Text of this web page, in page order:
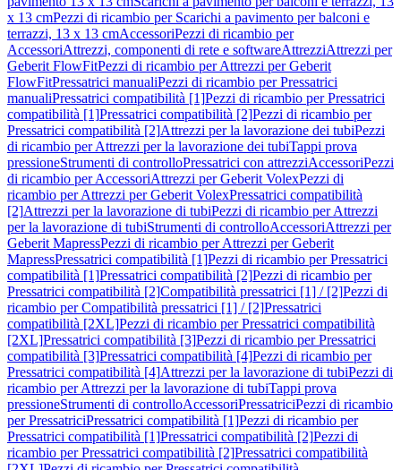
x 13 cmPezzi di ricambio per Scarichi a pavimento per balconi e
terrazzi, 13 x 13 cmAccessoriPezzi di ricambio per
AccessoriAttrezzi, componenti di rete e softwareAttrezziAttrezzi per
Geberit FlowFitPezzi di ricambio per Attrezzi per Geberit
FlowFitPressatrici manualiPezzi di ricambio per Pressatrici
manualiPressatrici compatibilità [1]Pezzi di ricambio per Pressatrici
compatibilità [1]Pressatrici compatibilità [2]Pezzi di ricambio per
Pressatrici compatibilità [2]Attrezzi per la lavorazione dei tubiPezzi
di ricambio per Attrezzi per la lavorazione dei tubiTappi prova
pressioneStrumenti di controlloPressatrici con attrezziAccessoriPezzi
di ricambio per AccessoriAttrezzi per Geberit VolexPezzi di
ricambio per Attrezzi per Geberit VolexPressatrici compatibilità
[2]Attrezzi per la lavorazione di tubiPezzi di ricambio per Attrezzi
per la lavorazione di tubiStrumenti di controlloAccessoriAttrezzi per
Geberit MapressPezzi di ricambio per Attrezzi per Geberit
MapressPressatrici compatibilità [1]Pezzi di ricambio per Pressatrici
compatibilità [1]Pressatrici compatibilità [2]Pezzi di ricambio per
Pressatrici compatibilità [2]Compatibilità pressatrici [1] / [2]Pezzi di
ricambio per Compatibilità pressatrici [1] / [2]Pressatrici
compatibilità [2XL]Pezzi di ricambio per Pressatrici compatibilità
[2XL]Pressatrici compatibilità [3]Pezzi di ricambio per Pressatrici
compatibilità [3]Pressatrici compatibilità [4]Pezzi di ricambio per
Pressatrici compatibilità [4]Attrezzi per la lavorazione di tubiPezzi di
ricambio per Attrezzi per la lavorazione di tubiTappi prova
pressioneStrumenti di controlloAccessoriPressatriciPezzi di ricambio
per PressatriciPressatrici compatibilità [1]Pezzi di ricambio per
Pressatrici compatibilità [1]Pressatrici compatibilità [2]Pezzi di
ricambio per Pressatrici compatibilità [2]Pressatrici compatibilità